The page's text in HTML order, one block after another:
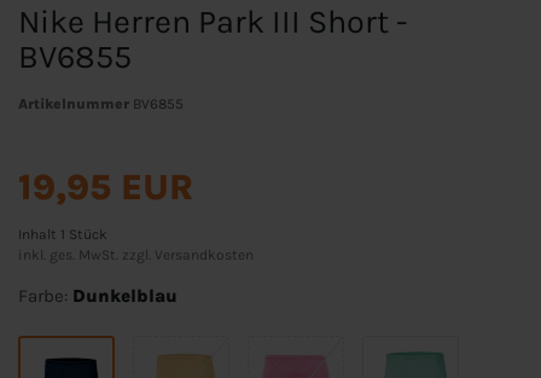
Nike Herren Park III Short -
BV6855
Artikelnummer BV6855
19,95 EUR
Inhalt 1 Stück
inkl. ges. MwSt. zzgl. Versandkosten
Farbe: Dunkelblau